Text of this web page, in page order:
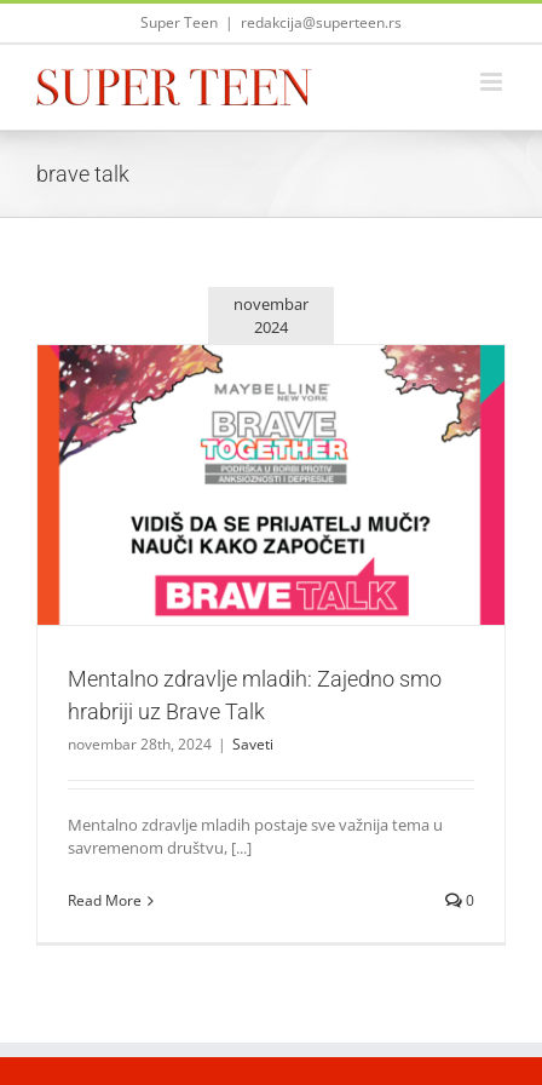
Skip
Super Teen | redakcija@superteen.rs
brave talk
novembar
2024
Mentalno zdravlje mladih: Zajedno smo hrabriji uz Brave
Talk
Saveti
Mentalno zdravlje mladih: Zajedno smo
hrabriji uz Brave Talk
novembar 28th, 2024 | Saveti
Mentalno zdravlje mladih postaje sve važnija tema u
savremenom društvu, [...]
Read More 0